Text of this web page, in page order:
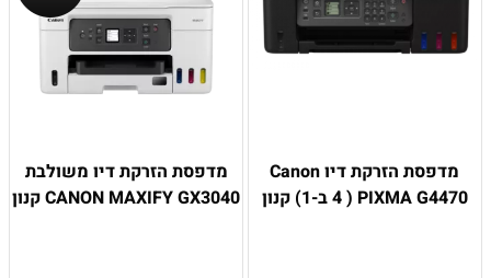
מדפסת הזרקת דיו Canon
PIXMA G4470 ( 4 ב-1) קנון
מדפסת הזרקת דיו משולבת
CANON MAXIFY GX3040 קנון